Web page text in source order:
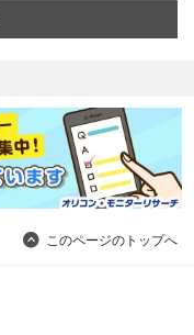
このページのトップへ